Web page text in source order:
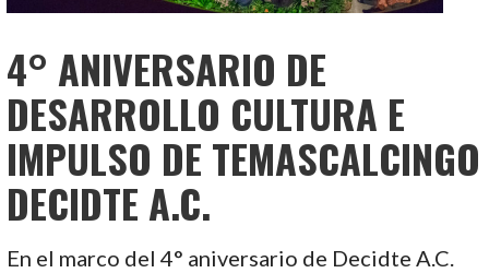
4° ANIVERSARIO DE
DESARROLLO CULTURA E
IMPULSO DE TEMASCALCINGO
DECIDTE A.C.
En el marco del 4° aniversario de Decidte A.C.